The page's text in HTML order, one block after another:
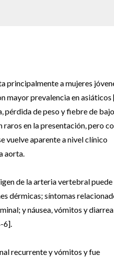
principalmente a mujeres
mayor prevalencia en asiáticos
pérdida de peso y fiebre de bajo
en la presentación, pero
vuelve aparente a nivel clínico
aorta.
de la arteria vertebral puede
dérmicas; síntomas
y náusea, vómitos y diarrea
6].
recurrente y vómitos y fue